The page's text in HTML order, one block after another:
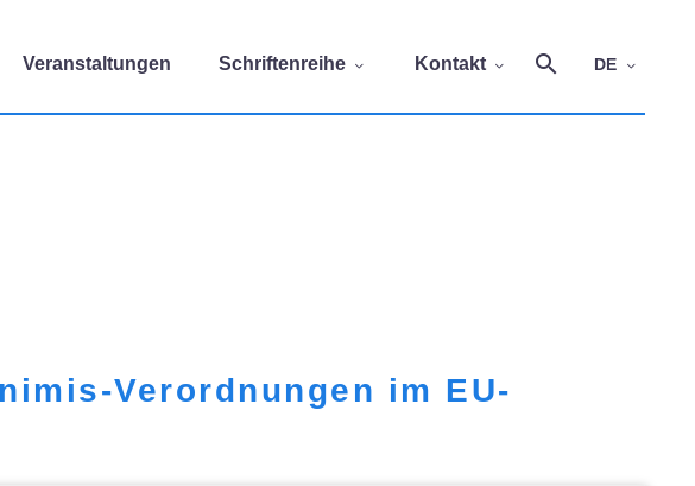
Veranstaltungen Schriftenreihe Kontakt DE
Verordnungen im EU-